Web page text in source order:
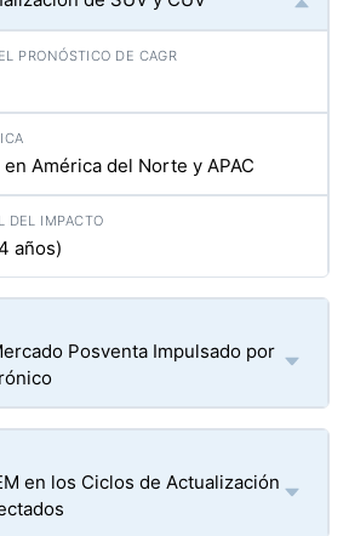
América del Norte y APAC
años)
Posventa Impulsado por
en los Ciclos de Actualización